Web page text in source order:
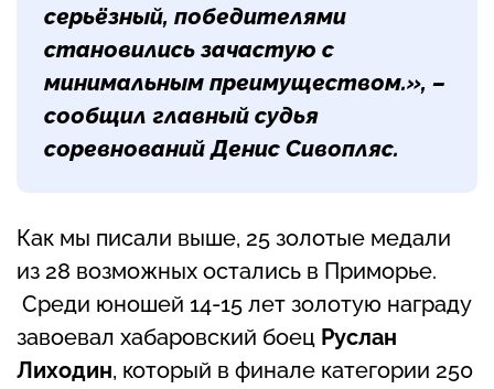
серьёзный, победителями
становились зачастую с
минимальным преимуществом.», –
сообщил главный судья
соревнований Денис Сивопляс.
Как мы писали выше, 25 золотые медали
из 28 возможных остались в Приморье.
Среди юношей 14-15 лет золотую награду
завоевал хабаровский боец Руслан
Лиходин, который в финале категории 250